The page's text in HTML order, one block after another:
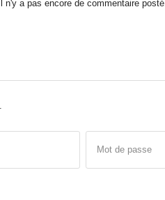
Il n'y a pas encore de commentaire posté.
Mot de passe